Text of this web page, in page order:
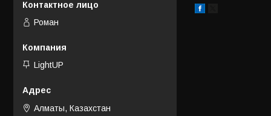
Роман
LightUP
Алматы, Казахстан